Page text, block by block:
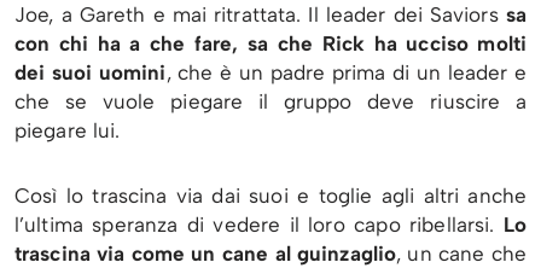
Joe, a Gareth e mai ritrattata. Il leader dei Saviors sa
con chi ha a che fare, sa che Rick ha ucciso molti
dei suoi uomini, che è un padre prima di un leader e
che se vuole piegare il gruppo deve riuscire a
piegare lui.
Così lo trascina via dai suoi e toglie agli altri anche
l’ultima speranza di vedere il loro capo ribellarsi. Lo
trascina via come un cane al guinzaglio, un cane che